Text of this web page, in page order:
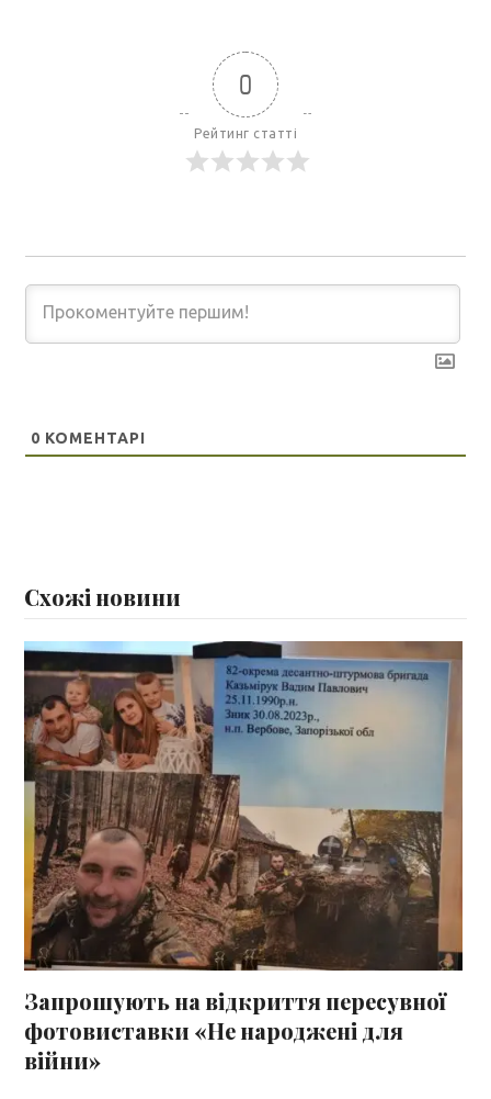
0
Рейтинг статті
0 КОМЕНТАРІ
Схожі новини
Запрошують на відкриття пересувної
фотовиставки «Не народжені для
війни»